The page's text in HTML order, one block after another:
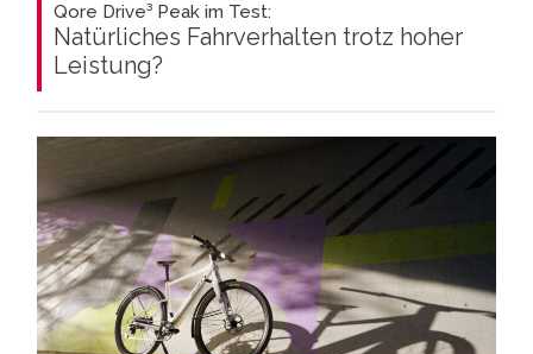
Qore Drive³ Peak im Test:
Natürliches Fahrverhalten trotz hoher
Leistung?